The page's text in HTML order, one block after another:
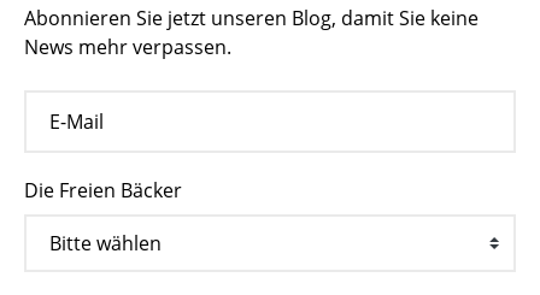
Abonnieren Sie jetzt unseren Blog, damit Sie keine
News mehr verpassen.
Die Freien Bäcker